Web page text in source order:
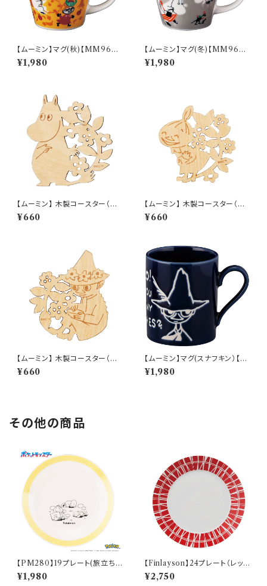
【ムーミン】マグ(秋)【MM960
0】MM9603-11
¥1,980
【ムーミン】マグ(冬)【MM960
0】MM9604-11
¥1,980
【ムーミン】 木製コースター（ム
ーミン）【木製コースター】
¥660
【ムーミン】 木製コースター（リト
ルミイ）【木製コースター】
¥660
【ムーミン】 木製コースター（ス
ナフキン）【木製コースター】
¥660
【ムーミン】マグ(スナフキン）【M
M9000】MM9003-11
¥1,980
その他の商品
【PM280】19プレート(旅立ち)
【Daily Sketch】PM285-330
¥1,980
【Finlayson】24プレート（レッ
ド）【コロナ】
¥2,750